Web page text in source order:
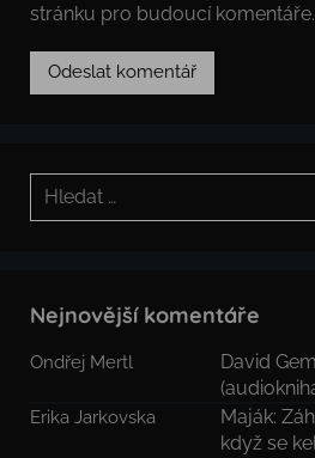
stránku pro budoucí komentáře.
Hledat:
Nejnovější komentáře
Ondřej Mertl
David
Erika Jarkovska
Maják:
když se